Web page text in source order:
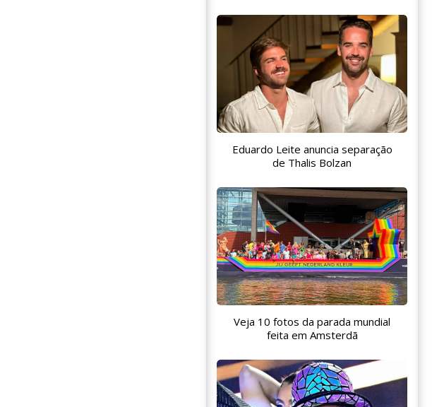
Eduardo Leite anuncia separação
de Thalis Bolzan
Veja 10 fotos da parada mundial
feita em Amsterdã